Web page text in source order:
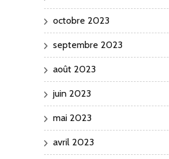
octobre 2023
septembre 2023
août 2023
juin 2023
mai 2023
avril 2023